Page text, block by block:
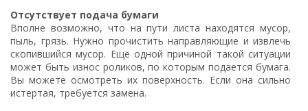
Отсутствует подача бумаги
Вполне возможно, что на пути листа находятся мусор,
пыль, грязь. Нужно прочистить направляющие и извлечь
скопившийся мусор. Ещё одной причиной такой ситуации
может быть износ роликов, по которым подается бумага.
Вы можете осмотреть их поверхность. Если она сильно
истёртая, требуется замена.